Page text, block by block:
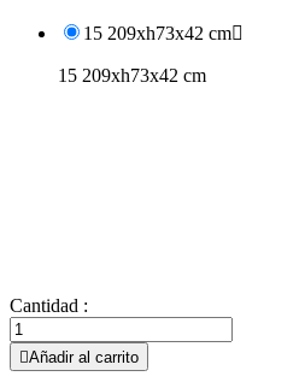
15 209xh73x42 cm
15 209xh73x42 cm
Cantidad :
Añadir al carrito